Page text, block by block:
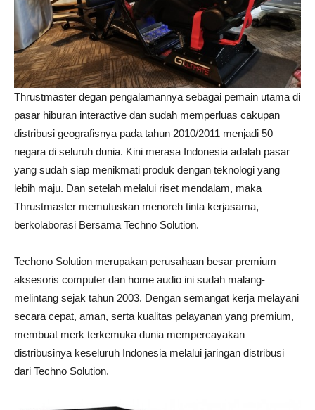
Thrustmaster degan pengalamannya sebagai pemain utama di
pasar hiburan interactive dan sudah memperluas cakupan
distribusi geografisnya pada tahun 2010/2011 menjadi 50
negara di seluruh dunia. Kini merasa Indonesia adalah pasar
yang sudah siap menikmati produk dengan teknologi yang
lebih maju. Dan setelah melalui riset mendalam, maka
Thrustmaster memutuskan menoreh tinta kerjasama,
berkolaborasi Bersama Techno Solution.
Techono Solution merupakan perusahaan besar premium
aksesoris computer dan home audio ini sudah malang-
melintang sejak tahun 2003. Dengan semangat kerja melayani
secara cepat, aman, serta kualitas pelayanan yang premium,
membuat merk terkemuka dunia mempercayakan
distribusinya keseluruh Indonesia melalui jaringan distribusi
dari Techno Solution.